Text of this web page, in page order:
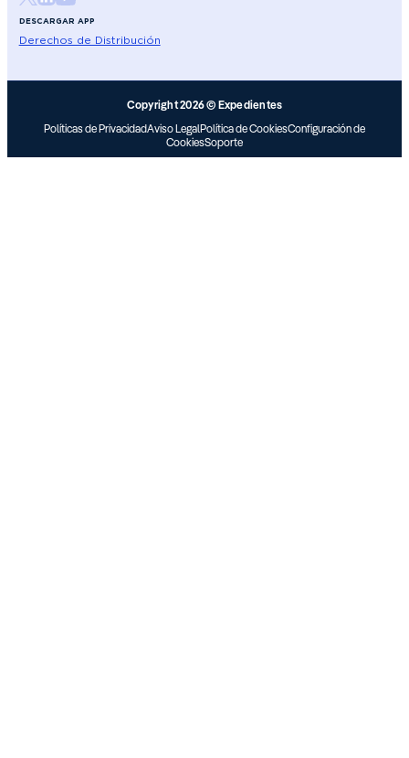
DESCARGAR APP
Derechos de Distribución
Copyright 2026 © Expedientes
Políticas de PrivacidadAviso LegalPolítica de CookiesConfiguración de
CookiesSoporte